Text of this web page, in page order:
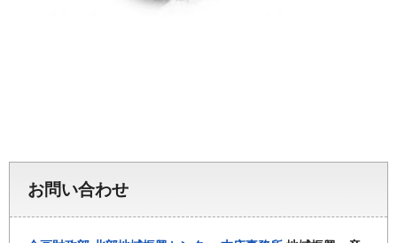
お問い合わせ